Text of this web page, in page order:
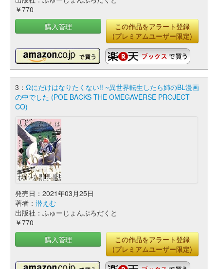
￥770
購入管理
この作品をアラート登録
(プレミアムユーザー限定)
3： Ωにだけはなりたくない!! ~異世界転生したら姉のBL漫画
の中でした (POE BACKS THE OMEGAVERSE PROJECT
CO)
発売日：2021年03月25日
著者： 潜えむ
出版社：ふゅーじょんぷろだくと
￥770
購入管理
この作品をアラート登録
(プレミアムユーザー限定)